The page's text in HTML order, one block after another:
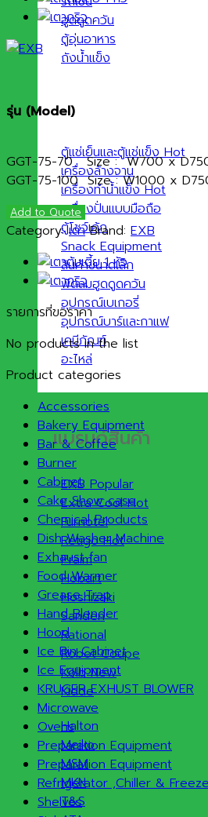
ฮูดดูดควัน
ตู้อุ่นอาหาร
ถังน้ำแข็ง
ตู้แช่เย็นและตู้แช่แข็ง
เครื่องล้างจาน
เครื่องทำน้ำแข็ง
เครื่องปั่นแบบมือถือ
ตู้โชว์เค้ก
Snack Equipment
สินค้าขนาดเล็ก
พัดลมฮูดดูดควัน
อุปกรณ์เบเกอรี่
อุปกรณ์บาร์และกาแฟ
เคมีภัณฑ์
อะไหล่
แบรนด์สินค้า
EXB
Extra Cool
Furnotel
Retigo
Praim
Hobart
Hoshizaki
Sanden
Rational
Robot Coupe
Kolb
Kidde
Halton
Meiko
MSM
MKN
T&S
รุ่น (Model)
GGT-75-70 Size : W700 x D750
GGT-75-100 Size : W1000 x
Add to Quote
Category:เตา Brand: EXB
รายการที่ขอราคา
No products in the list
Product categories
Accessories
Bakery Equipment
Bar & Coffee
Burner
Cabinet
Cake Show case
Chemical Products
Dish Washer Machine
Exhaust fan
Food Warmer
Grease Trap
Hand Blender
Hood
Ice Bin Cabinet
Ice Equipment
KRUGER EXHUST BLOWER
Microwave
Ovens
Preparation Equipment
Preparation Equipment
Refrigerator ,Chiller &
Shelves